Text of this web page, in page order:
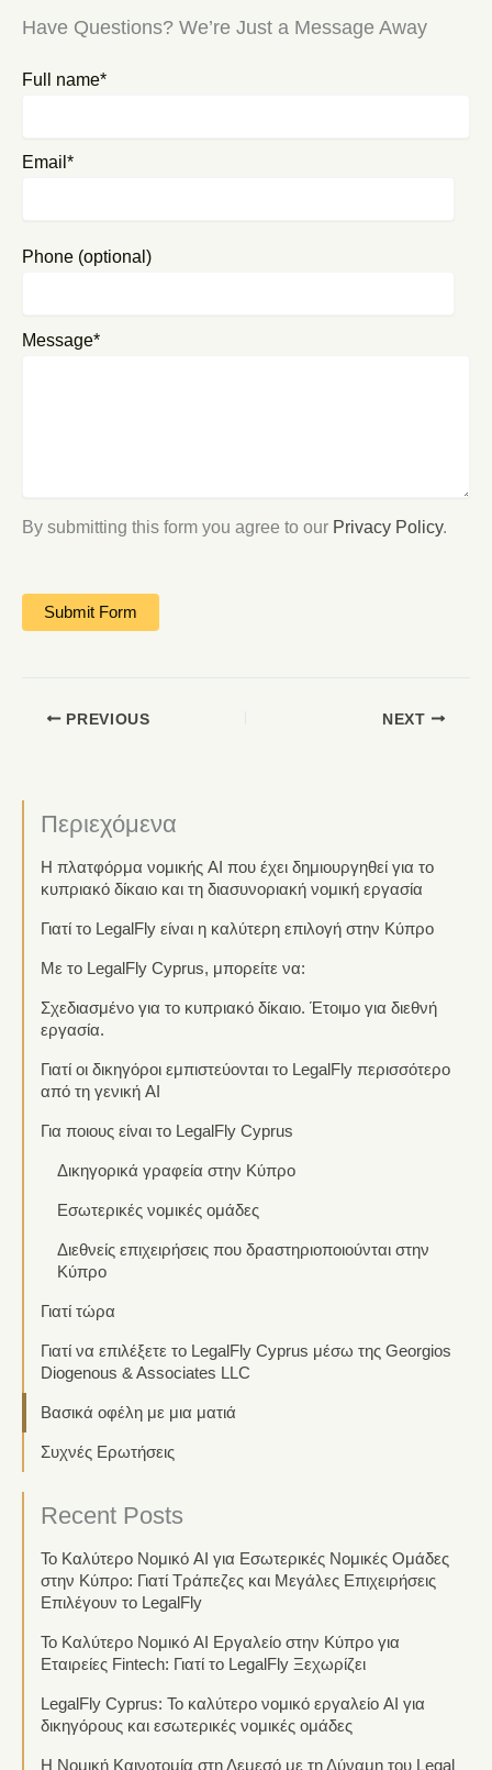
Have Questions? We’re Just a Message Away
Full name*
Email*
Phone (optional)
Message*
By submitting this form you agree to our Privacy Policy.
PREVIOUS NEXT
Περιεχόμενα
Η πλατφόρμα νομικής AI που έχει δημιουργηθεί για το
κυπριακό δίκαιο και τη διασυνοριακή νομική εργασία
Γιατί το LegalFly είναι η καλύτερη επιλογή στην Κύπρο
Με το LegalFly Cyprus, μπορείτε να:
Σχεδιασμένο για το κυπριακό δίκαιο. Έτοιμο για διεθνή
εργασία.
Γιατί οι δικηγόροι εμπιστεύονται το LegalFly περισσότερο
από τη γενική AI
Για ποιους είναι το LegalFly Cyprus
Δικηγορικά γραφεία στην Κύπρο
Εσωτερικές νομικές ομάδες
Διεθνείς επιχειρήσεις που δραστηριοποιούνται στην
Κύπρο
Γιατί τώρα
Γιατί να επιλέξετε το LegalFly Cyprus μέσω της Georgios
Diogenous & Associates LLC
Βασικά οφέλη με μια ματιά
Συχνές Ερωτήσεις
Recent Posts
Το Καλύτερο Νομικό AI για Εσωτερικές Νομικές Ομάδες
στην Κύπρο: Γιατί Τράπεζες και Μεγάλες Επιχειρήσεις
Επιλέγουν το LegalFly
Το Καλύτερο Νομικό AI Εργαλείο στην Κύπρο για
Εταιρείες Fintech: Γιατί το LegalFly Ξεχωρίζει
LegalFly Cyprus: Το καλύτερο νομικό εργαλείο AI για
δικηγόρους και εσωτερικές νομικές ομάδες
Η Νομική Καινοτομία στη Λεμεσό με τη Δύναμη του Legal